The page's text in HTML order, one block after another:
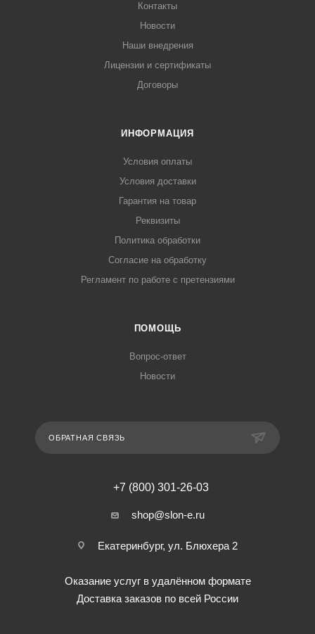
Контакты
Новости
Наши внедрения
Лицензии и сертификаты
Договоры
ИНФОРМАЦИЯ
Условия оплаты
Условия доставки
Гарантия на товар
Реквизиты
Политика обработки
Согласие на обработку
Регламент по работе с претензиями
ПОМОЩЬ
Вопрос-ответ
Новости
ОБРАТНАЯ СВЯЗЬ
+7 (800) 301-26-03
shop@slon-e.ru
Екатеринбург, ул. Блюхера 2
Оказание услуг в удалённом формате
Доставка заказов по всей России